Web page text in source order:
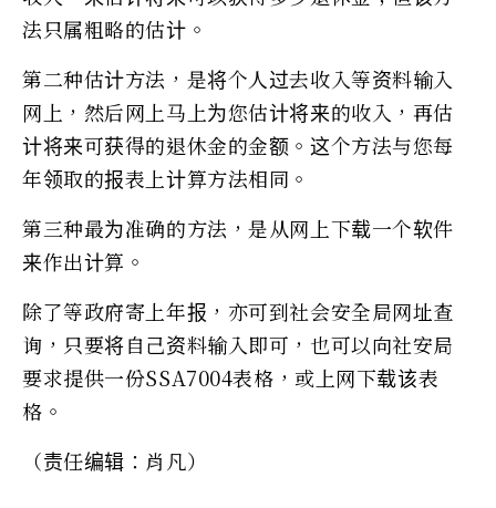
法只属粗略的估计。
第二种估计方法，是将个人过去收入等资料输入
网上，然后网上马上为您估计将来的收入，再估
计将来可获得的退休金的金额。这个方法与您每
年领取的报表上计算方法相同。
第三种最为准确的方法，是从网上下载一个软件
来作出计算。
除了等政府寄上年报，亦可到社会安全局网址查
询，只要将自己资料输入即可，也可以向社安局
要求提供一份SSA7004表格，或上网下载该表
格。
（责任编辑：肖凡）